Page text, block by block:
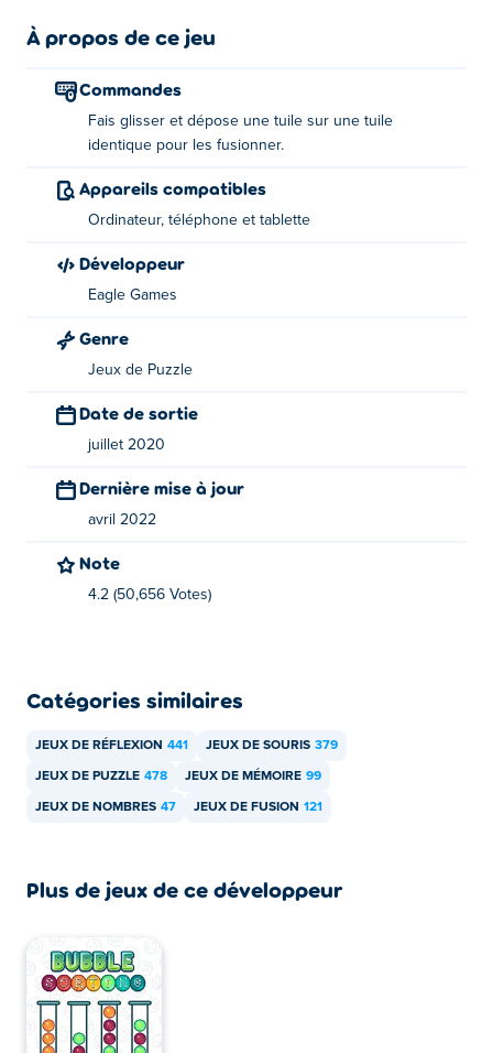
l'écran est rempli, c'est fini pour vous ! Jusqu'où pouvez-
Comment jouer:
Faites glisser une tuile et déposez-la sur une tuile
identique. Ils fusionneront et se multiplieront en valeur.
Continuez jusqu'à ce que vous puissiez atteindre le
nombre le plus élevé.
A propos du créateur :
leur premier match sur Poki!
À propos de ce jeu
Commandes
Fais glisser et dépose une tuile sur une tuile
identique pour les fusionner.
Appareils compatibles
Ordinateur, téléphone et tablette
Développeur
Eagle Games
Genre
Jeux de Puzzle
Date de sortie
juillet 2020
Dernière mise à jour
avril 2022
Note
4.2 (50,656 Votes)
Catégories similaires
JEUX DE RÉFLEXION 441 JEUX DE SOURIS 379
JEUX DE PUZZLE 478 JEUX DE MÉMOIRE 99
JEUX DE NOMBRES 47 JEUX DE FUSION 121
Plus de jeux de ce développeur